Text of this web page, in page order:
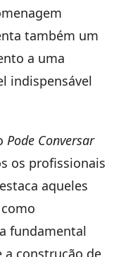
também um
a uma
indispensável
Pode Conversar
os profissionais
aqueles
fundamental